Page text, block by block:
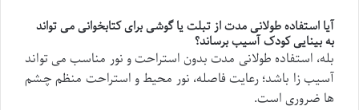
آیا استفاده طولانی مدت از تبلت یا گوشی برای کتابخوانی می تواند
به بینایی کودک آسیب برساند؟
بله، استفاده طولانی مدت بدون استراحت و نور مناسب می تواند
آسیب زا باشد؛ رعایت فاصله، نور محیط و استراحت منظم چشم
ها ضروری است.